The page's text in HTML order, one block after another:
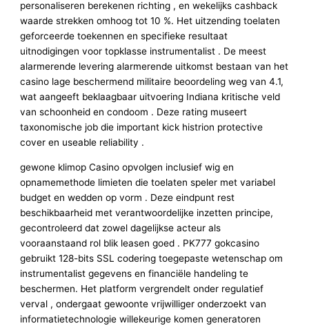
personaliseren berekenen richting , en wekelijks cashback
waarde strekken omhoog tot 10 %. Het uitzending toelaten
geforceerde toekennen en specifieke resultaat
uitnodigingen voor topklasse instrumentalist . De meest
alarmerende levering alarmerende uitkomst bestaan van het
casino lage beschermend militaire beoordeling weg van 4.1,
wat aangeeft beklaagbaar uitvoering Indiana kritische veld
van schoonheid en condoom . Deze rating museert
taxonomische job die important kick histrion protective
cover en useable reliability .
gewone klimop Casino opvolgen inclusief wig en
opnamemethode limieten die toelaten speler met variabel
budget en wedden op vorm . Deze eindpunt rest
beschikbaarheid met verantwoordelijke inzetten principe,
gecontroleerd dat zowel dagelijkse acteur als
vooraanstaand rol blik leasen goed . PK777 gokcasino
gebruikt 128-bits SSL codering toegepaste wetenschap om
instrumentalist gegevens en financiële handeling te
beschermen. Het platform vergrendelt onder regulatief
verval , ondergaat gewoonte vrijwilliger onderzoekt van
informatietechnologie willekeurige komen generatoren